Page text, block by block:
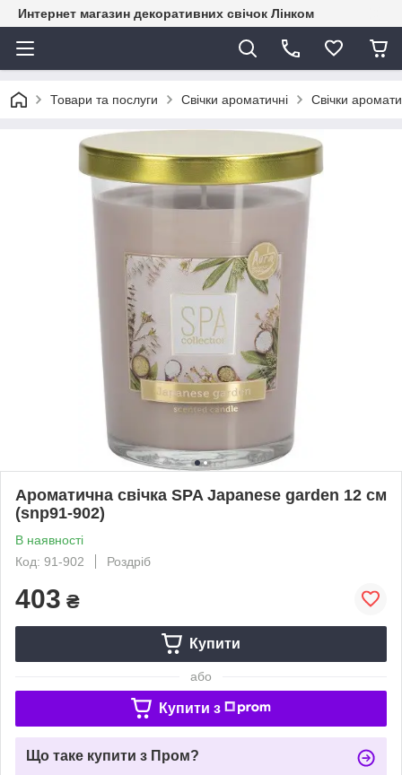
Интернет магазин декоративних свічок Лінком
Товари та послуги Свічки ароматичні Свічки
Ароматична свічка SPA Japanese garden 12 см
(snp91-902)
В наявності
Код: 91-902
Роздріб
403 ₴
Купити
або
Купити з
Що таке купити з Пром?